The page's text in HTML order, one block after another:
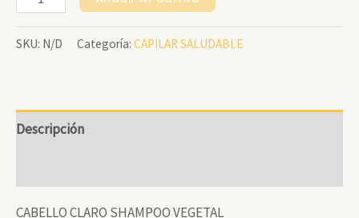
SHAMPOO
240
SKU: N/D Categoría: CAPILAR SALUDABLE
Descripción
CABELLO CLARO SHAMPOO VEGETAL